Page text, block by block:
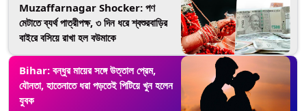
Muzaffarnagar Shocker: পণ
মেটাতে ব্যর্থ পাত্রীপক্ষ, ৩ দিন ধরে শ্বশুরবাড়ির
বাইরে বসিয়ে রাখা হল বউমাকে
Bihar: বন্ধুর মায়ের সঙ্গে উত্তাল প্রেম,
যৌনতা, হাতেনাতে ধরা পড়তেই পিটিয়ে খুন হলেন
যুবক